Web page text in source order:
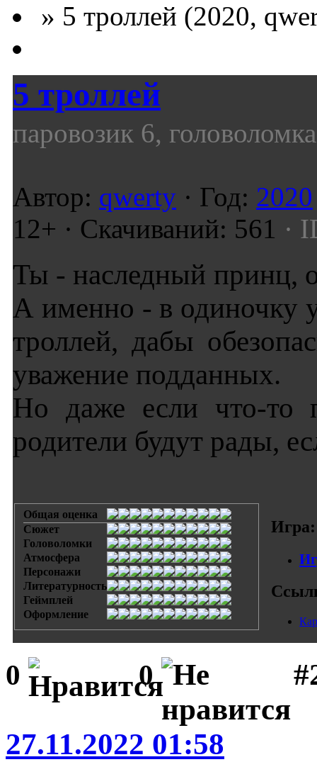
» 5 троллей (2020,
5 троллей
паровозик 6, головоломка
Автор: qwerty · Год: 2020
12+ · Скачиваний: 561 ·
Ты - наследный принц,
А именно - в одиночку
троллей, дабы
уважение подданных.
Но даже если что-то
родители будут рады,
Общая оценка
Сюжет
Головоломки
Атмосфера
Персонажи
Литературность
Геймплей
Оформление
Игра:
0 0
27.11.2022 01:58